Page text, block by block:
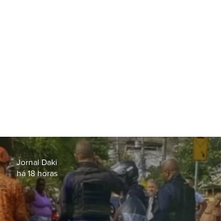
Jornal Daki
há 18 horas